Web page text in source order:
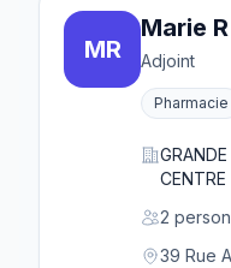
MR
Marie R
Adjoint
Pharmacie
CENTRE
2
39 Rue